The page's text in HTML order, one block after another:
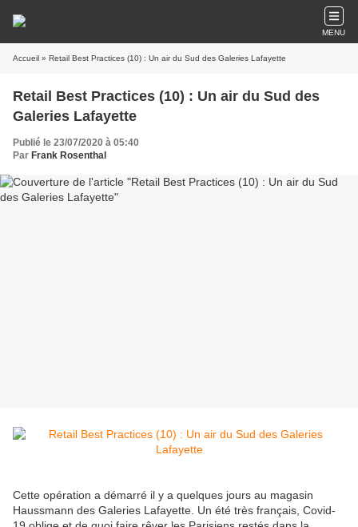
MENU
Accueil » Retail Best Practices (10) : Un air du Sud des Galeries Lafayette
Retail Best Practices (10) : Un air du Sud des
Galeries Lafayette
Publié le 23/07/2020 à 05:40
Par Frank Rosenthal
Cette opération a démarré il y a quelques jours au magasin
Haussmann des Galeries Lafayette. Un été très français, Covid-